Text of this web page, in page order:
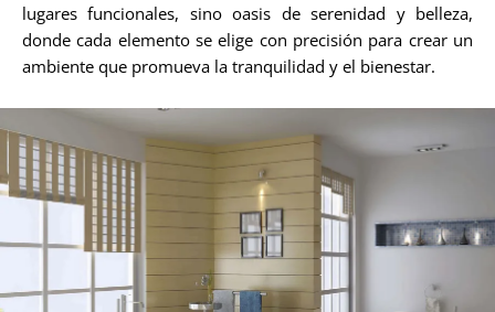
lugares funcionales, sino oasis de serenidad y belleza,
donde cada elemento se elige con precisión para crear un
ambiente que promueva la tranquilidad y el bienestar.